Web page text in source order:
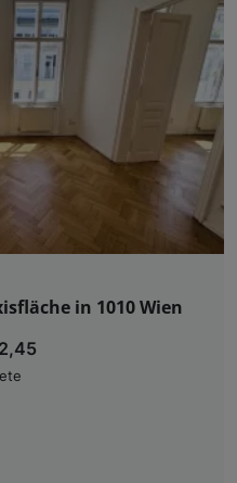
in 1010 Wien